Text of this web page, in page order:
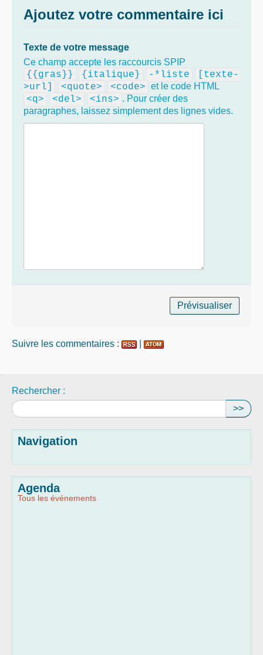
Ajoutez votre commentaire ici
Texte de votre message
Ce champ accepte les raccourcis SPIP
{{gras}} {italique} -*liste
[texte-
>url]
<quote> <code> et le code HTML
<q> <del> <ins> . Pour créer des
paragraphes, laissez simplement des lignes vides.
Suivre les commentaires :
Rechercher :
>>
Navigation
Agenda
Tous les événements